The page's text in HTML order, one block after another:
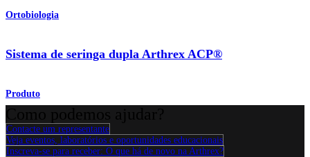
Ortobiologia
Sistema de seringa dupla Arthrex ACP®
Produto
Contacte um representante
Veja eventos, laboratórios e oportunidades educacionais
Inscreva-se para receber: O que há de novo na Arthrex?